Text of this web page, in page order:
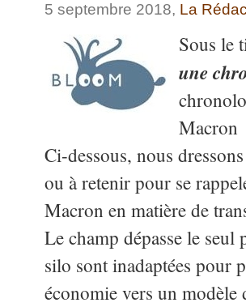
5 septembre 2018, La
Sous le
une
Macron
Ci-dessous, nous
ou à retenir pour se
Macron en matière de
Le champ dépasse le
silo sont inadaptées pour
économie vers un modèle